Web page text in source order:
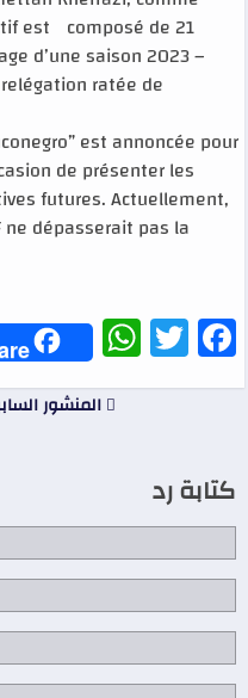
est composé de 21
d’une saison 2023 –
ratée de
est annoncée pour
de présenter les
futures. Actuellement,
dépasserait pas la
Facebook
Twitter
المنشور
كتابة رد